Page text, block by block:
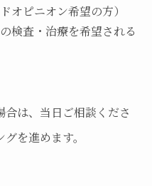
オピニオン希望の方）
検査・治療を希望される
は、当日ご相談くださ
を進めます。